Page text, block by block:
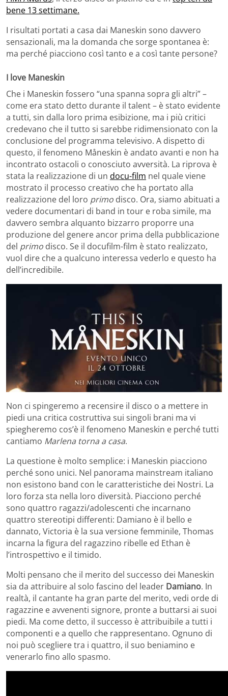
bene 13 settimane.
I risultati portati a casa dai Maneskin sono davvero
sensazionali, ma la domanda che sorge spontanea è:
ma perché piacciono così tanto e a così tante persone?
I love Maneskin
Che i Maneskin fossero “una spanna sopra gli altri” –
come era stato detto durante il talent – è stato evidente
a tutti, sin dalla loro prima esibizione, ma i più critici
credevano che il tutto si sarebbe ridimensionato con la
conclusione del programma televisivo. A dispetto di
questo, il fenomeno Måneskin è andato avanti e non ha
incontrato ostacoli o conosciuto avversità. La riprova è
stata la realizzazione di un docu-film nel quale viene
mostrato il processo creativo che ha portato alla
realizzazione del loro primo disco. Ora, siamo abituati a
vedere documentari di band in tour e roba simile, ma
davvero sembra alquanto bizzarro proporre una
produzione del genere ancor prima della pubblicazione
del primo disco. Se il docufilm-film è stato realizzato,
vuol dire che a qualcuno interessa vederlo e questo ha
dell’incredibile.
Non ci spingeremo a recensire il disco o a mettere in
piedi una critica costruttiva sui singoli brani ma vi
spiegheremo cos’è il fenomeno Maneskin e perché tutti
cantiamo Marlena torna a casa.
La questione è molto semplice: i Maneskin piacciono
perché sono unici. Nel panorama mainstream italiano
non esistono band con le caratteristiche dei Nostri. La
loro forza sta nella loro diversità. Piacciono perché
sono quattro ragazzi/adolescenti che incarnano
quattro stereotipi differenti: Damiano è il bello e
dannato, Victoria è la sua versione femminile, Thomas
incarna la figura del ragazzino ribelle ed Ethan è
l’introspettivo e il timido.
Molti pensano che il merito del successo dei Maneskin
sia da attribuire al solo fascino del leader Damiano. In
realtà, il cantante ha gran parte del merito, vedi orde di
ragazzine e avvenenti signore, pronte a buttarsi ai suoi
piedi. Ma come detto, il successo è attribuibile a tutti i
componenti e a quello che rappresentano. Ognuno di
noi può scegliere tra i quattro, il suo beniamino e
venerarlo fino allo spasmo.